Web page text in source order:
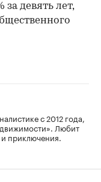
девять лет,
с 2012 года,
Любит
приключения.